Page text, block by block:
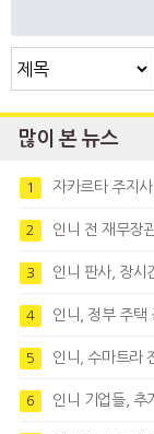
많이 본 뉴스
1 자카르타 주지
2 인니 전 재무장
3 인니 판사, 장시
4 인니, 정부 주택
5 인니, 수마트라
6 인니 기업들, 추